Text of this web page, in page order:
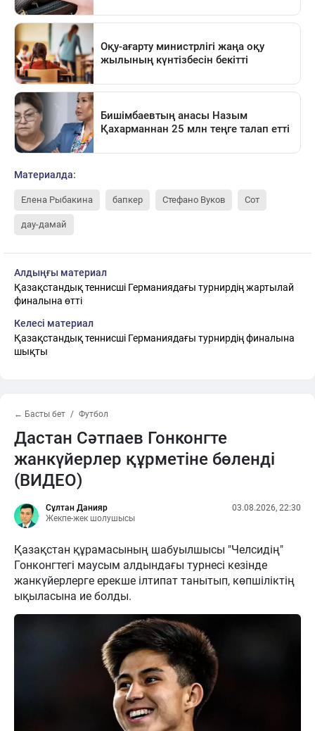
Материалда:
Елена Рыбакина бапкер Стефано Вуков Сот
дау-дамай
Алдыңғы материал
Қазақстандық теннисші Германиядағы турнирдің жартылай
финалына өтті
Келесі материал
Қазақстандық теннисші Германиядағы турнирдің финалына
шықты
← Басты бет Футбол
Дастан Сәтпаев Гонконгте
жанкүйерлер құрметіне бөленді
(ВИДЕО)
Сұлтан Данияр
Жекпе-жек шолушысы
03.08.2026, 22:30
Қазақстан құрамасының шабуылшысы "Челсидің"
Гонконгтегі маусым алдындағы турнесі кезінде
жанкүйерлерге ерекше ілтипат танытып, көпшіліктің
ықыласына ие болды.